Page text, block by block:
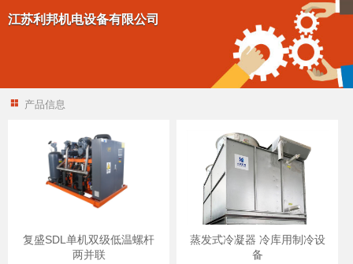
江苏利邦机电设备有限公司
产品信息
复盛SDL单机双级低温螺杆
两并联
蒸发式冷凝器 冷库用制冷设
备